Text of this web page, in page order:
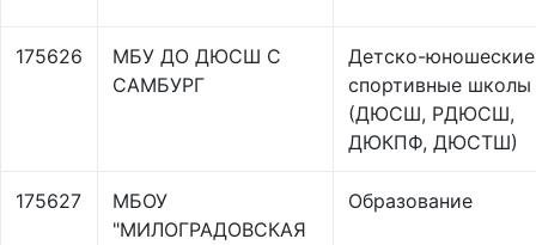
175626
МБУ ДО ДЮСШ С
САМБУРГ
Детско-юношеские
спортивные школы
(ДЮСШ, РДЮСШ,
ДЮКПФ, ДЮСТШ)
175627
МБОУ
"МИЛОГРАДОВСКАЯ
Образование